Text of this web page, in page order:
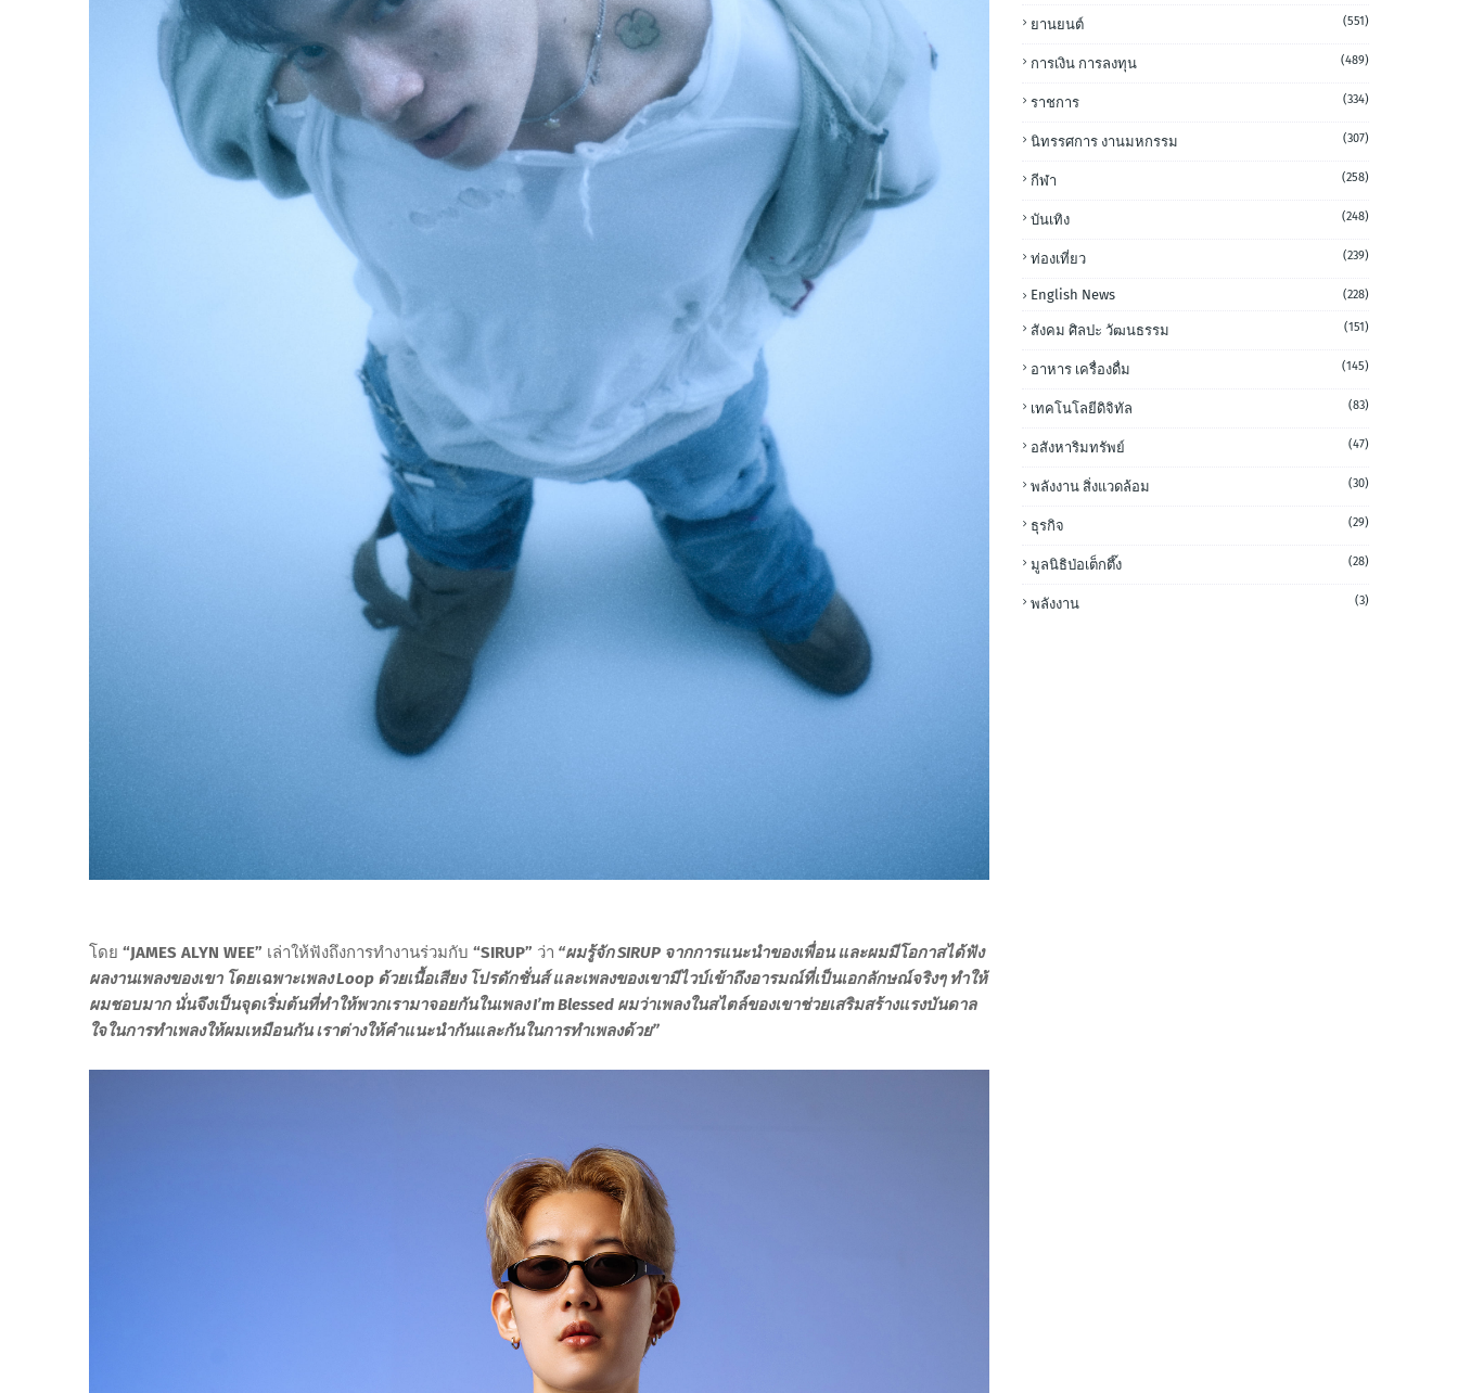
โดย “JAMES ALYN WEE” เล่าให้ฟังถึงการทำงานร่วมกับ “SIRUP” ว่า “ผมรู้จัก SIRUP จากการแนะนำของเพื่อน และผมมีโอกาสได้ฟัง
ผลงานเพลงของเขา โดยเฉพาะเพลง Loop ด้วยเนื้อเสียง โปรดักชั่นส์ และเพลงของเขามีไวบ์เข้าถึงอารมณ์ที่เป็นเอกลักษณ์จริงๆ ทำให้
ผมชอบมาก นั่นจึงเป็นจุดเริ่มต้นที่ทำให้พวกเรามาจอยกันในเพลง I’m Blessed ผมว่าเพลงในสไตล์ของเขาช่วยเสริมสร้างแรงบันดาล
ใจในการทำเพลงให้ผมเหมือนกัน เราต่างให้คำแนะนำกันและกันในการทำเพลงด้วย”
ยานยนต์ (551)
การเงิน การลงทุน (489)
ราชการ (334)
นิทรรศการ งานมหกรรม (307)
กีฬา (258)
บันเทิง (248)
ท่องเที่ยว (239)
English News (228)
สังคม ศิลปะ วัฒนธรรม (151)
อาหาร เครื่องดื่ม (145)
เทคโนโลยีดิจิทัล (83)
อสังหาริมทรัพย์ (47)
พลังงาน สิ่งแวดล้อม (30)
ธุรกิจ (29)
มูลนิธิป่อเต็กตึ๊ง (28)
พลังงาน (3)